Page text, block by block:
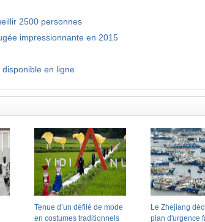
2500 personnes
impressionnante en 2015
en ligne